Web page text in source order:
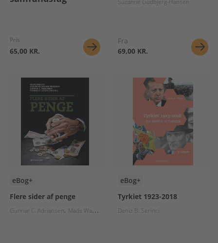
Pris
65,00 KR.
Suzanne Gudbjerg-Hansen
Fra
69,00 KR.
eBog+
Flere sider af penge
Gunnar C. Adriansen Mads Waneck Anders Ellegaard Pedersen
eBog+
Tyrkiet 1923-2018
Deniz B. Serinci